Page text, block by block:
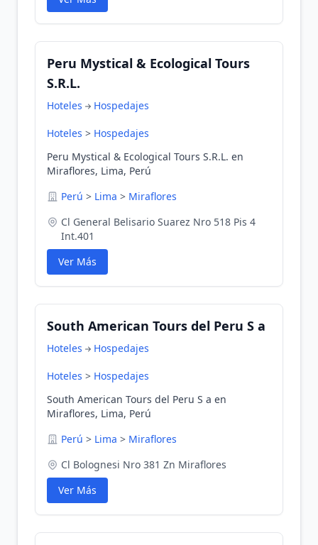
Peru Mystical & Ecological Tours
S.R.L.
Hoteles Hospedajes
Hoteles > Hospedajes
Peru Mystical & Ecological Tours S.R.L. en
Miraflores, Lima, Perú
Perú > Lima > Miraflores
Cl General Belisario Suarez Nro 518 Pis 4
Int.401
Ver Más
South American Tours del Peru S a
Hoteles Hospedajes
Hoteles > Hospedajes
South American Tours del Peru S a en
Miraflores, Lima, Perú
Perú > Lima > Miraflores
Cl Bolognesi Nro 381 Zn Miraflores
Ver Más